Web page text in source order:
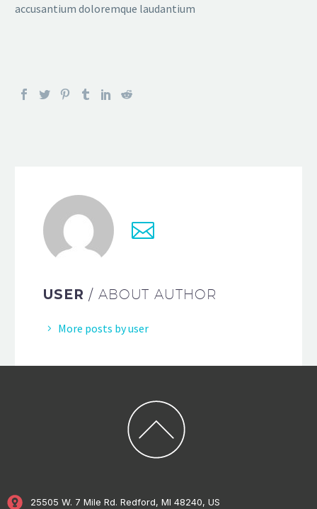
accusantium doloremque laudantium
USER / ABOUT AUTHOR
More posts by user
25505 W. 7 Mile Rd. Redford, MI 48240, US